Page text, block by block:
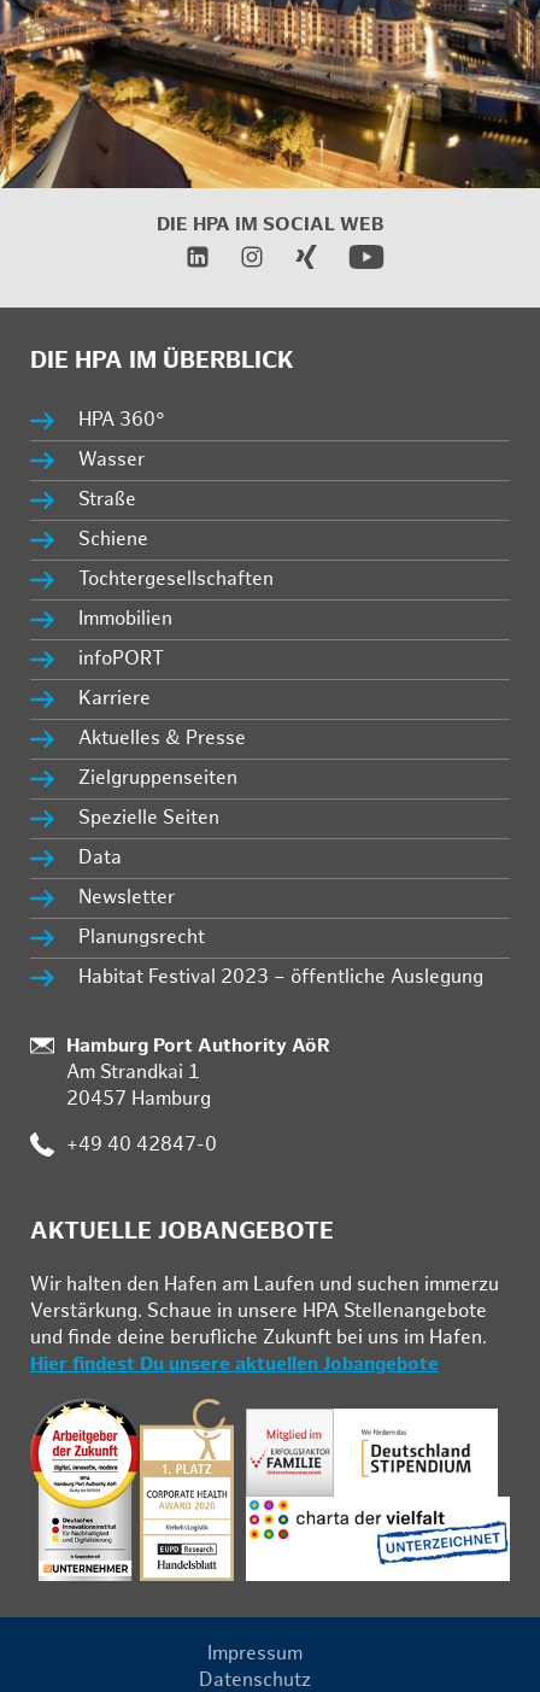
DIE HPA IM SOCIAL WEB
DIE HPA IM ÜBERBLICK
HPA 360°
Wasser
Straße
Schiene
Tochtergesellschaften
Immobilien
infoPORT
Karriere
Aktuelles & Presse
Zielgruppenseiten
Spezielle Seiten
Data
Newsletter
Planungsrecht
Habitat Festival 2023 – öffentliche Auslegung
Standort:
Hamburg Port Authority AöR
Am Strandkai 1
20457 Hamburg
Telefon:
+49 40 42847-0
AKTUELLE JOBANGEBOTE
Wir hal­ten den Ha­fen am Lau­fen und su­chen im­mer­zu
Ver­stär­kung. Schau­e in un­se­re HPA Stel­len­an­ge­bo­te
und fin­de deine be­ruf­li­che Zu­kunft bei uns im Ha­fen.
Hier findest Du unsere aktuellen Jobangebote
Impressum
Datenschutz